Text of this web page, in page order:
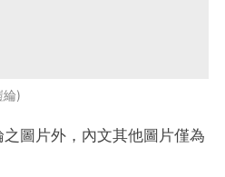
圖片外，內文其他圖片僅為